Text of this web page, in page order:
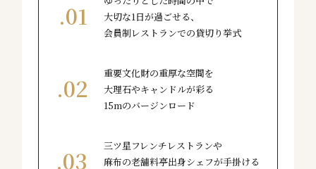
大切な1日が過ごせる、
会員制レストランでの貸切り挙式
重要文化財の重厚な空間を
大理石やキャンドルが彩る
15mのバージンロード
三ツ星フレンチレストランや
麻布の老舗料亭出身シェフが手掛ける